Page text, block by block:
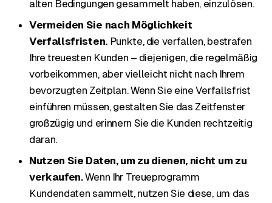
alten Bedingungen gesammelt haben, einzulösen.
Vermeiden Sie nach Möglichkeit
Verfallsfristen.Punkte, die verfallen, bestrafen
Ihre treuesten Kunden – diejenigen, die regelmäßig
vorbeikommen, aber vielleicht nicht nach Ihrem
bevorzugten Zeitplan. Wenn Sie eine Verfallsfrist
einführen müssen, gestalten Sie das Zeitfenster
großzügig und erinnern Sie die Kunden rechtzeitig
daran.
Nutzen Sie Daten, um zu dienen, nicht um zu
verkaufen.Wenn Ihr Treueprogramm
Kundendaten sammelt, nutzen Sie diese, um das